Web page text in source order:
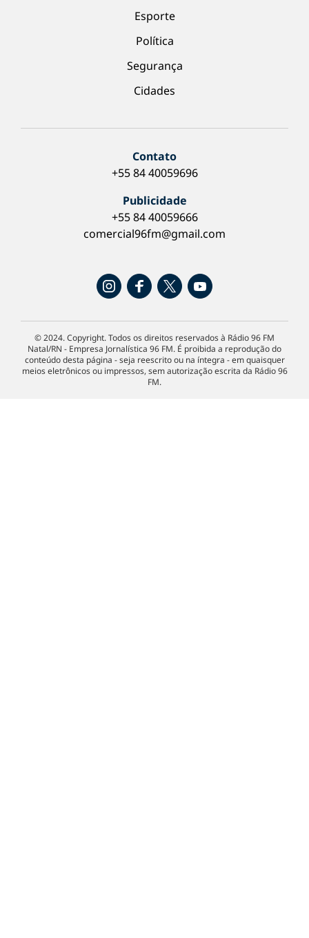
Esporte
Política
Segurança
Cidades
Contato
+55 84 40059696
Publicidade
+55 84 40059666
comercial96fm@gmail.com
© 2024. Copyright. Todos os direitos reservados à Rádio 96 FM
Natal/RN - Empresa Jornalística 96 FM. É proibida a reprodução do
conteúdo desta página - seja reescrito ou na íntegra - em quaisquer
meios eletrônicos ou impressos, sem autorização escrita da Rádio 96
FM.